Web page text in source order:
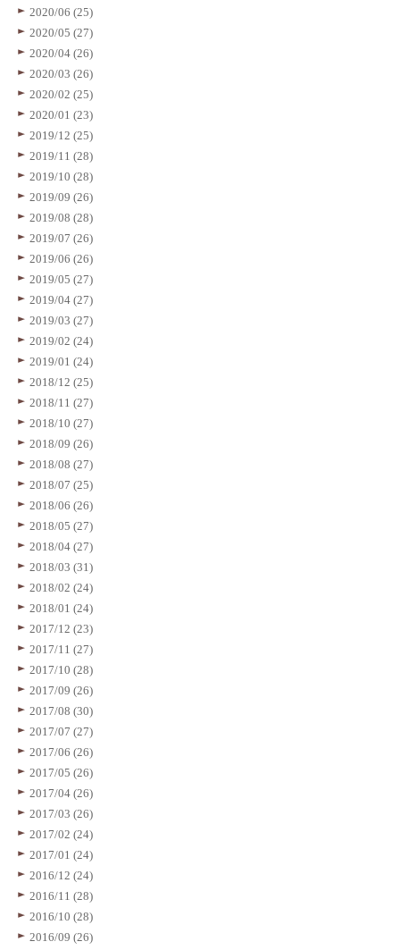
2020/06 (25)
2020/05 (27)
2020/04 (26)
2020/03 (26)
2020/02 (25)
2020/01 (23)
2019/12 (25)
2019/11 (28)
2019/10 (28)
2019/09 (26)
2019/08 (28)
2019/07 (26)
2019/06 (26)
2019/05 (27)
2019/04 (27)
2019/03 (27)
2019/02 (24)
2019/01 (24)
2018/12 (25)
2018/11 (27)
2018/10 (27)
2018/09 (26)
2018/08 (27)
2018/07 (25)
2018/06 (26)
2018/05 (27)
2018/04 (27)
2018/03 (31)
2018/02 (24)
2018/01 (24)
2017/12 (23)
2017/11 (27)
2017/10 (28)
2017/09 (26)
2017/08 (30)
2017/07 (27)
2017/06 (26)
2017/05 (26)
2017/04 (26)
2017/03 (26)
2017/02 (24)
2017/01 (24)
2016/12 (24)
2016/11 (28)
2016/10 (28)
2016/09 (26)